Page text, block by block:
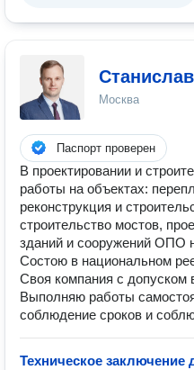
Москва
Паспорт проверен
В проектировании и
работы на объектах:
реконструкция и
строительство мостов,
зданий и сооружений ОПО
Состою в национальном
Своя компания с допуском
Выполняю работы
соблюдение сроков и
Техническое заключение